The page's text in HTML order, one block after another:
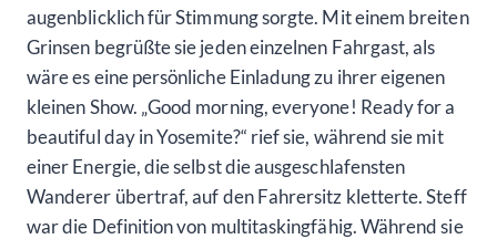
augenblicklich für Stimmung sorgte. Mit einem breiten
Grinsen begrüßte sie jeden einzelnen Fahrgast, als
wäre es eine persönliche Einladung zu ihrer eigenen
kleinen Show. „Good morning, everyone! Ready for a
beautiful day in Yosemite?“ rief sie, während sie mit
einer Energie, die selbst die ausgeschlafensten
Wanderer übertraf, auf den Fahrersitz kletterte. Steff
war die Definition von multitaskingfähig. Während sie